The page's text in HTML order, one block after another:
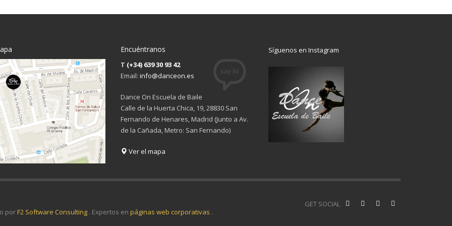
Encuéntranos
T (+34) 639 30 93 42
Email: info@danceon.es
Dance On Escuela de Baile
Calle de la Huerta Chica, 19, 28830 San
Fernando de Henares, Madrid (Junto a Av.
de la Cañada, Metro: San Fernando)
Ver el mapa
Síguenos en Instagram
GET SOCIAL
porF2 Software Consulting . Expertos en páginas web corporativas .